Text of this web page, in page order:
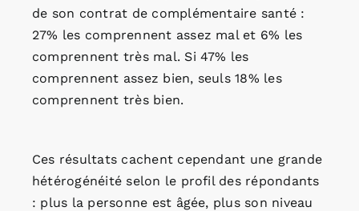
de son contrat de complémentaire santé :
27% les comprennent assez mal et 6% les
comprennent très mal. Si 47% les
comprennent assez bien, seuls 18% les
comprennent très bien.
Ces résultats cachent cependant une grande
hétérogénéité selon le profil des répondants
: plus la personne est âgée, plus son niveau